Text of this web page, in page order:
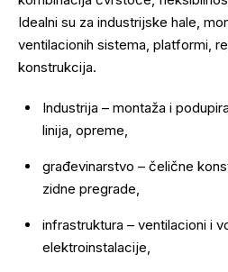
Idealni su za industrijske hale,
ventilacionih sistema, platformi,
konstrukcija.
Industrija – montaža i
linija, opreme,
građevinarstvo – čelične
zidne pregrade,
infrastruktura – ventilacioni i
elektroinstalacije,